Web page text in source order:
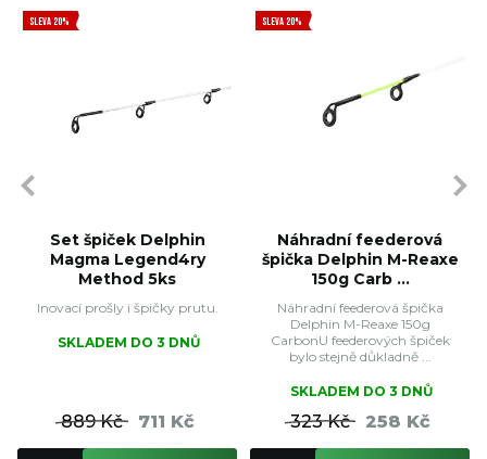
SLEVA 20%
Set špiček Delphin
Magma Legend4ry
Method 5ks
Inovací prošly i špičky prutu.
SKLADEM DO 3 DNŮ
889 Kč 711 Kč
SLEVA 20%
Náhradní feederová
špička Delphin M-Reaxe
150g Carb ...
Náhradní feederová špička
Delphin M-Reaxe 150g
CarbonU feederových špiček
bylo stejně důkladně ...
SKLADEM DO 3 DNŮ
323 Kč 258 Kč